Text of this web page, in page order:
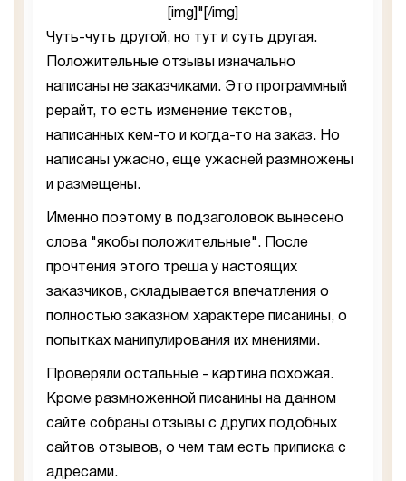
[img]"[/img]
Чуть-чуть другой, но тут и суть другая.
Положительные отзывы изначально
написаны не заказчиками. Это программный
рерайт, то есть изменение текстов,
написанных кем-то и когда-то на заказ. Но
написаны ужасно, еще ужасней размножены
и размещены.
Именно поэтому в подзаголовок вынесено
слова "якобы положительные". После
прочтения этого треша у настоящих
заказчиков, складывается впечатления о
полностью заказном характере писанины, о
попытках манипулирования их мнениями.
Проверяли остальные - картина похожая.
Кроме размноженной писанины на данном
сайте собраны отзывы с других подобных
сайтов отзывов, о чем там есть приписка с
адресами.